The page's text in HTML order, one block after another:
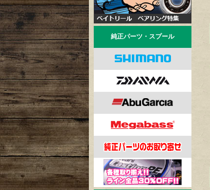
純正パーツ・スプール